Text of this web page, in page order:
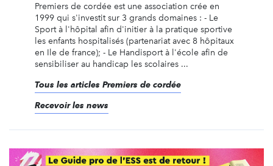
Premiers de cordée est une association crée en
1999 qui s'investit sur 3 grands domaines : - Le
Sport à l'hôpital afin d'initier à la pratique sportive
les enfants hospitalisés (partenariat avec 8 hôpitaux
en Ile de france); - Le Handisport à l'école afin de
sensibiliser au handicap les scolaires ...
Tous les articles Premiers de cordée
Recevoir les news